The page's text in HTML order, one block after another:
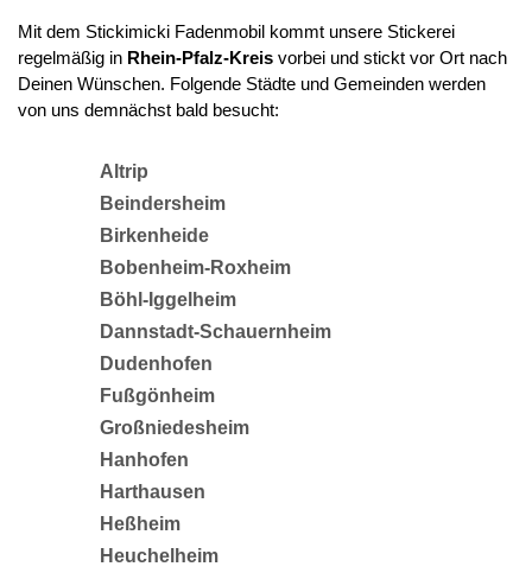
Mit dem Stickimicki Fadenmobil kommt unsere Stickerei
regelmäßig in Rhein-Pfalz-Kreis vorbei und stickt vor Ort nach
Deinen Wünschen. Folgende Städte und Gemeinden werden
von uns demnächst bald besucht:
Altrip
Beindersheim
Birkenheide
Bobenheim-Roxheim
Böhl-Iggelheim
Dannstadt-Schauernheim
Dudenhofen
Fußgönheim
Großniedesheim
Hanhofen
Harthausen
Heßheim
Heuchelheim